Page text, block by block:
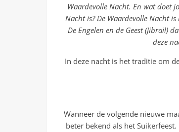
Waardevolle Nacht. En wat doet
Nacht is? De Waardevolle Nacht
De Engelen en de Geest (Jibrail)
deze
In deze nacht is het traditie om
Wanneer de volgende nieuwe
beter bekend als het